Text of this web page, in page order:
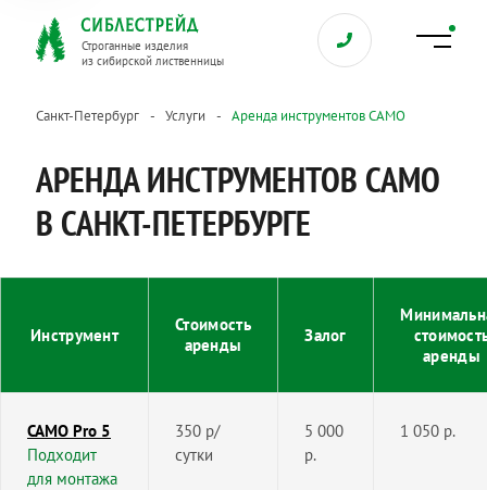
Строганные изделия
из сибирской лиственницы
Санкт-Петербург Услуги Аренда инструментов CAMO
АРЕНДА ИНСТРУМЕНТОВ CAMO
В САНКТ-ПЕТЕРБУРГЕ
Инструмент
Стоимость
аренды
Залог
аренды
CAMO Pro 5
Подходит
для монтажа
350 р/
сутки
5 000
р.
1 050 р.